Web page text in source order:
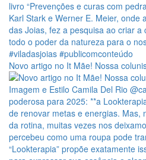
Novo artigo no It Mãe! Nossa